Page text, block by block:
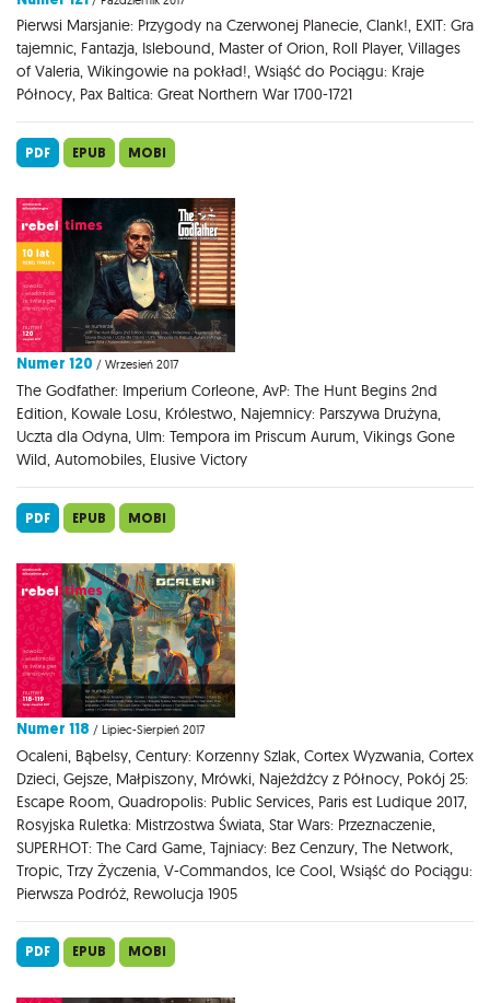
Pierwsi Marsjanie: Przygody na Czerwonej Planecie, Clank!, EXIT: Gra
tajemnic, Fantazja, Islebound, Master of Orion, Roll Player, Villages
of Valeria, Wikingowie na pokład!, Wsiąść do Pociągu: Kraje
Północy, Pax Baltica: Great Northern War 1700-1721
PDF EPUB MOBI
Numer 120 / Wrzesień 2017
The Godfather: Imperium Corleone, AvP: The Hunt Begins 2nd
Edition, Kowale Losu, Królestwo, Najemnicy: Parszywa Drużyna,
Uczta dla Odyna, Ulm: Tempora im Priscum Aurum, Vikings Gone
Wild, Automobiles, Elusive Victory
PDF EPUB MOBI
Numer 118 / Lipiec-Sierpień 2017
Ocaleni, Bąbelsy, Century: Korzenny Szlak, Cortex Wyzwania, Cortex
Dzieci, Gejsze, Małpiszony, Mrówki, Najeźdźcy z Północy, Pokój 25:
Escape Room, Quadropolis: Public Services, Paris est Ludique 2017,
Rosyjska Ruletka: Mistrzostwa Świata, Star Wars: Przeznaczenie,
SUPERHOT: The Card Game, Tajniacy: Bez Cenzury, The Network,
Tropic, Trzy Życzenia, V-Commandos, Ice Cool, Wsiąść do Pociągu:
Pierwsza Podróż, Rewolucja 1905
PDF EPUB MOBI